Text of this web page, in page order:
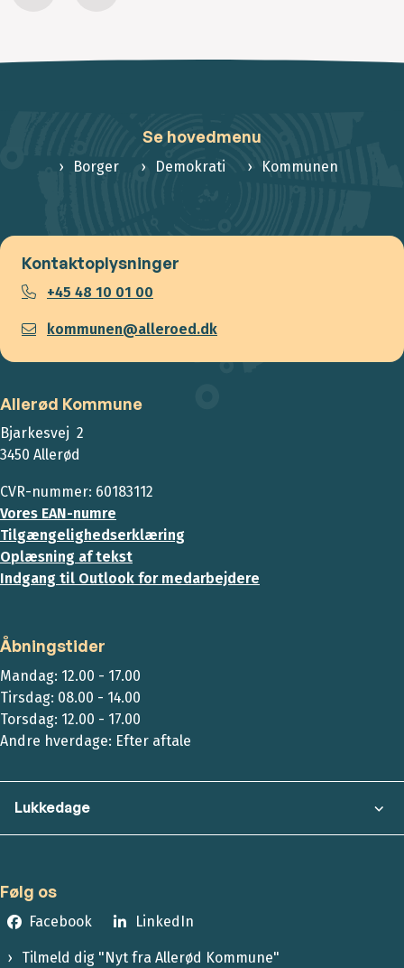
Se hovedmenu
Borger Demokrati Kommunen
Kontaktoplysninger
+45 48 10 01 00
kommunen@alleroed.dk
Allerød Kommune
Bjarkesvej 2
3450 Allerød
CVR-nummer: 60183112
Vores EAN-numre
Tilgængelighedserklæring
Oplæsning af tekst
Indgang til Outlook for medarbejdere
Åbningstider
Mandag: 12.00 - 17.00
Tirsdag: 08.00 - 14.00
Torsdag: 12.00 - 17.00
Andre hverdage: Efter aftale
Lukkedage
Følg os
Facebook LinkedIn
Tilmeld dig "Nyt fra Allerød Kommune"